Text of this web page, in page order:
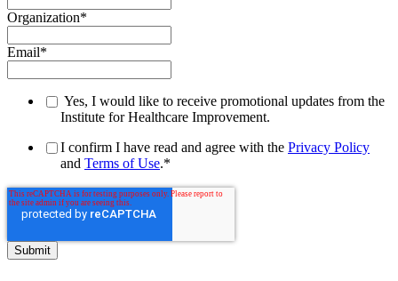
Organization*
Email*
Yes, I would like to receive promotional updates from the
Institute for Healthcare Improvement.
I confirm I have read and agree with the Privacy Policy
and Terms of Use.*